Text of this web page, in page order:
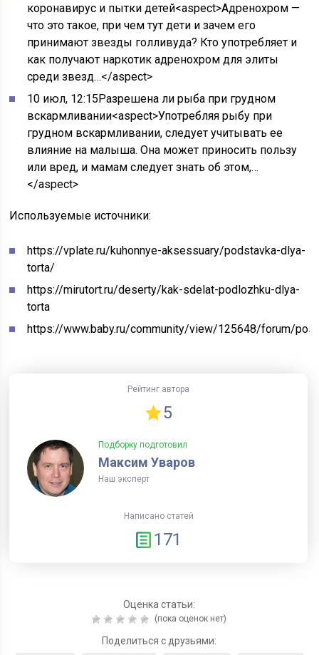
коронавирус и пытки детей<aspect>Адренохром —
что это такое, при чем тут дети и зачем его
принимают звезды голливуда? Кто употребляет и
как получают наркотик адренохром для элиты
среди звезд…</aspect>
10 июл, 12:15Разрешена ли рыба при грудном
вскармливании<aspect>Употребляя рыбу при
грудном вскармливании, следует учитывать ее
влияние на малыша. Она может приносить пользу
или вред, и мамам следует знать об этом,…
</aspect>
Используемые источники:
https://vplate.ru/kuhonnye-aksessuary/podstavka-dlya-
torta/
https://mirutort.ru/deserty/kak-sdelat-podlozhku-dlya-
torta
https://www.baby.ru/community/view/125648/forum/
Рейтинг автора
5
Подборку подготовил
Максим Уваров
Наш эксперт
Написано статей
171
Оценка статьи:
(пока оценок нет)
Поделиться с друзьями: